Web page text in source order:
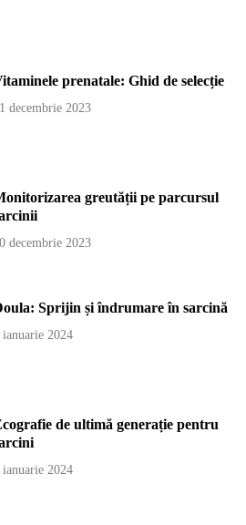
prenatale: Ghid de selecție
decembrie 2023
greutății pe parcursul
decembrie 2023
Sprijin și îndrumare în sarcină
ianuarie 2024
de ultimă generație pentru
ianuarie 2024